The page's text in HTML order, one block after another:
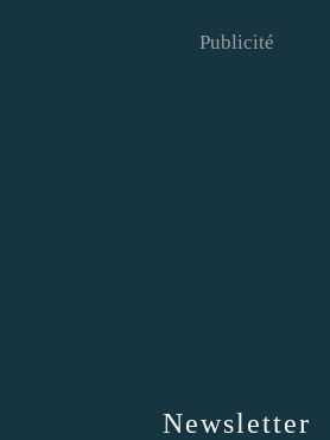
Newsletter
Publicité